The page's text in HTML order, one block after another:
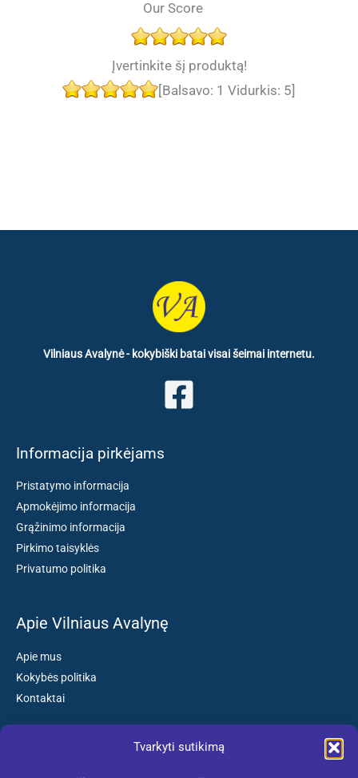
Tvarkyti sutikimą
Our Score
Įvertinkite šį produktą!
[Balsavo: 1 Vidurkis: 5]
Vilniaus Avalynė - kokybiški batai visai šeimai internetu.
Informacija pirkėjams
Pristatymo informacija
Apmokėjimo informacija
Grąžinimo informacija
Pirkimo taisyklės
Privatumo politika
Apie Vilniaus Avalynę
Apie mus
Kokybės politika
Kontaktai